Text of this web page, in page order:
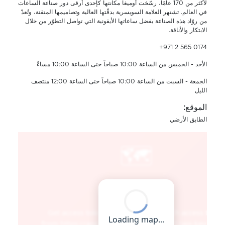
لأكثر من 170 عامًا، رسّخت أوميغا مكانتها كإحدى أرقى دور صناعة الساعات
في العالم. تشتهر العلامة السويسرية بدقّتها العالية وتصاميمها المتقنة، وتُعدّ
من روّاد هذه الصناعة بفضل ساعاتها الأيقونية التي تواصل التطوّر من خلال
الابتكار والأناقة.
+971 2 565 0174
الأحد - الخميس من الساعة 10:00 صباحاً حتى الساعة 10:00 مساءً
الجمعة - السبت من الساعة 10:00 صباحاً حتى الساعة 12:00 منتصف
الليل
الموقع:
الطابق الأرضي